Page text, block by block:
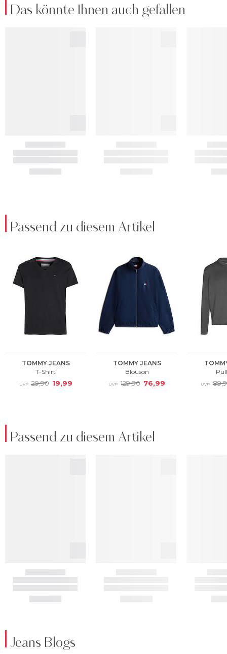
Das könnte Ihnen auch gefallen
Passend zu diesem Artikel
Passend zu diesem Artikel
Jeans Blogs